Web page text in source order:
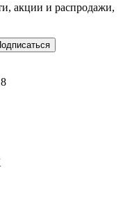
акции и распродажи,